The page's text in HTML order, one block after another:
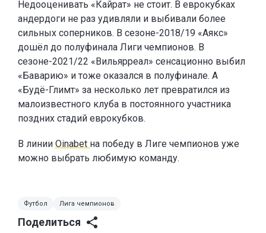
Недооценивать «Кайрат» не стоит. В еврокубках
андердоги не раз удивляли и выбивали более
сильных соперников. В сезоне-2018/19 «Аякс»
дошёл до полуфинала Лиги чемпионов. В
сезоне-2021/22 «Вильярреал» сенсационно выбил
«Баварию» и тоже оказался в полуфинале. А
«Будё-Глимт» за несколько лет превратился из
малоизвестного клуба в постоянного участника
поздних стадий еврокубков.
В линии Oinabet на победу в Лиге чемпионов уже
можно выбрать любимую команду.
Футбол Лига чемпионов
Поделиться